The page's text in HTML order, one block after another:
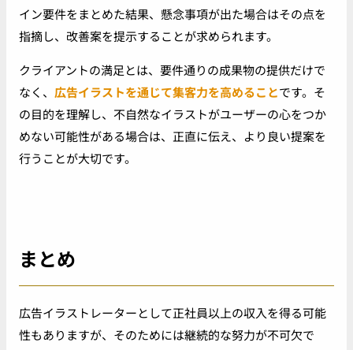
イン要件をまとめた結果、懸念事項が出た場合はその点を
指摘し、改善案を提示することが求められます。
クライアントの満足とは、要件通りの成果物の提供だけで
なく、 広告イラストを通じて集客力を高めることです。そ
の目的を理解し、不自然なイラストがユーザーの心をつか
めない可能性がある場合は、正直に伝え、より良い提案を
行うことが大切です。
まとめ
広告イラストレーターとして正社員以上の収入を得る可能
性もありますが、そのためには継続的な努力が不可欠で